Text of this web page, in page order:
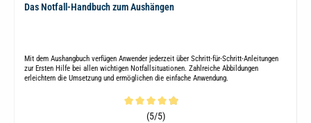
Das Notfall-Handbuch zum Aushängen
Mit dem Aushangbuch verfügen Anwender jederzeit über Schritt-für-Schritt-Anleitungen
zur Ersten Hilfe bei allen wichtigen Notfallsituationen. Zahlreiche Abbildungen
erleichtern die Umsetzung und ermöglichen die einfache Anwendung.
Durchschnittliche Bewertung von 4.9 von 5 Sternen
(5/5)